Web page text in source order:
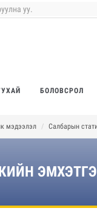
БОЛОВСРОЛ
мэдээлэл Салбарын